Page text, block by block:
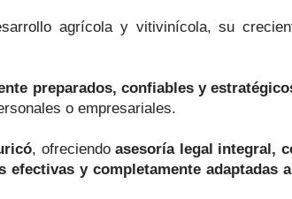
agrícola y vitivinícola, su
preparados, confiables y
o empresariales.
, ofreciendoasesoría legal integral,
efectivas y completamente adaptadas